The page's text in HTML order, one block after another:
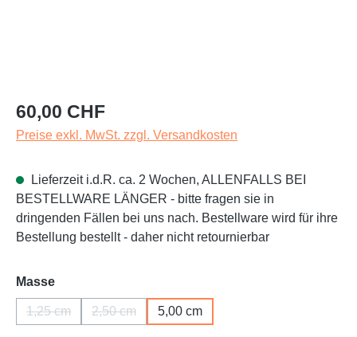
Regulärer Preis:
60,00 CHF
Preise exkl. MwSt. zzgl. Versandkosten
Lieferzeit i.d.R. ca. 2 Wochen, ALLENFALLS BEI
BESTELLWARE LÄNGER - bitte fragen sie in
dringenden Fällen bei uns nach. Bestellware wird für ihre
Bestellung bestellt - daher nicht retournierbar
Masseauswählen
1,25 cm
(Diese Option ist zurzeit nicht verfügbar.)
2,50 cm
(Diese Option ist zurzeit nicht verfügbar.)
5,00 cm